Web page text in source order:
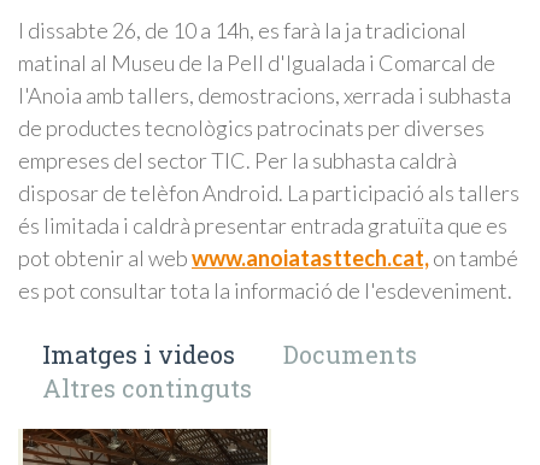
I dissabte 26, de 10 a 14h, es farà la ja tradicional
matinal al Museu de la Pell d'Igualada i Comarcal de
l'Anoia amb tallers, demostracions, xerrada i subhasta
de productes tecnològics patrocinats per diverses
empreses del sector TIC. Per la subhasta caldrà
disposar de telèfon Android. La participació als tallers
és limitada i caldrà presentar entrada gratuïta que es
pot obtenir al webwww.anoiatasttech.cat,on també
es pot consultar tota la informació de l'esdeveniment.
Imatges i videos
Documents
Altres continguts